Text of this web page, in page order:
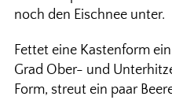
noch den Eischnee unter.
Fettet eine Kastenform
Grad Ober- und
Form, streut ein paar